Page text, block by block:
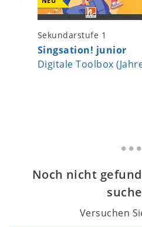
Sekundarstufe 1
Singsation! junior
Digitale Toolbox
Noch nicht
Versuchen